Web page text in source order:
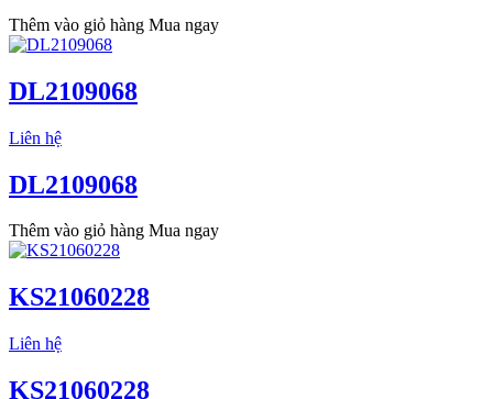
Thêm vào giỏ hàng Mua ngay
DL2109068
Liên hệ
DL2109068
Thêm vào giỏ hàng Mua ngay
KS21060228
Liên hệ
KS21060228